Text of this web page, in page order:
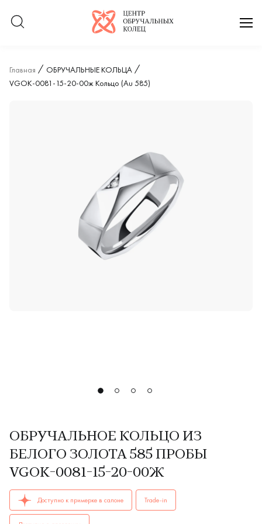
Логотип компании
Главная
ОБРУЧАЛЬНЫЕ КОЛЬЦА
VGOK-0081-15-20-00ж Кольцо (Au 585)
ОБРУЧАЛЬНОЕ КОЛЬЦО ИЗ
БЕЛОГО ЗОЛОТА 585 ПРОБЫ
VGOK-0081-15-20-00Ж
ОБРУЧАЛЬНЫЕ КОЛЬЦА женские, парные VGOK-0081-15-
Доступно к примерке в салоне Trade-in